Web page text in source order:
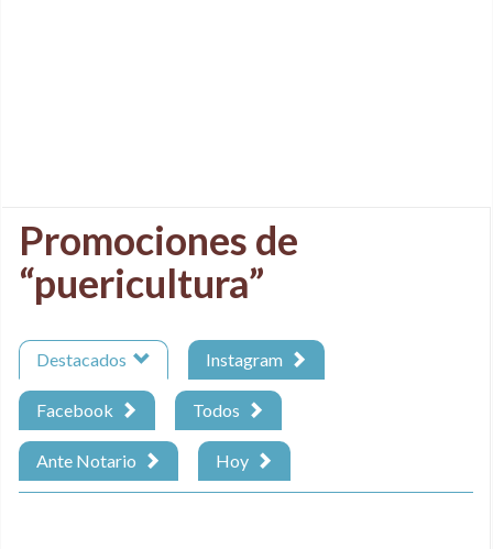
Promociones de
“puericultura”
Destacados Instagram
Facebook Todos
Ante Notario Hoy